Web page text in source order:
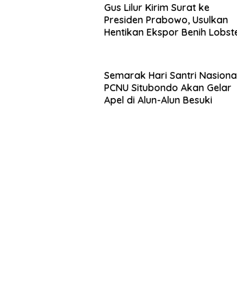
Gus Lilur Kirim Surat ke
Presiden Prabowo, Usulkan
Hentikan Ekspor Benih
Semarak Hari Santri
PCNU Situbondo Akan Gelar
Apel di Alun-Alun Besuki